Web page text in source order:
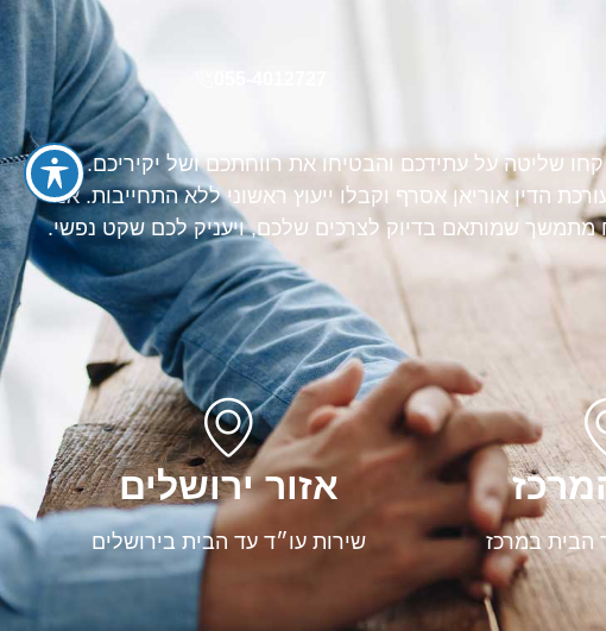
שליטה על עתידכם והבטיחו את רווחתכם ושל יקיריכם. צרו
הדין אוריאן אסרף וקבלו ייעוץ ראשוני ללא התחייבות. אנו
מתמשך שמותאם בדיוק לצרכים שלכם, ויעניק לכם שקט נפשי.
הבית במרכז
אזור ירושלים
שירות עו״ד עד הבית בירושלים